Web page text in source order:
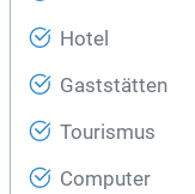
Hotel
Gaststätten
Tourismus
Computer